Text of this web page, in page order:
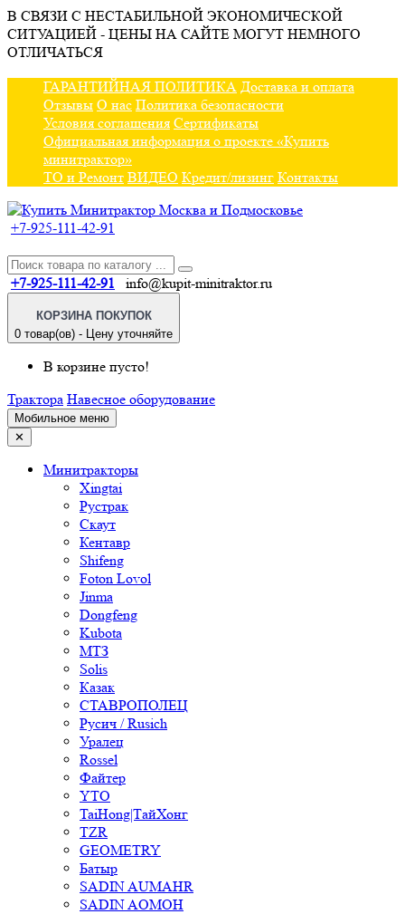
В СВЯЗИ С НЕСТАБИЛЬНОЙ ЭКОНОМИЧЕСКОЙ
СИТУАЦИЕЙ - ЦЕНЫ НА САЙТЕ МОГУТ НЕМНОГО
ОТЛИЧАТЬСЯ
ГАРАНТИЙНАЯ ПОЛИТИКА Доставка и оплата
Отзывы О нас Политика безопасности
Условия соглашения Сертификаты
Официальная информация о проекте «Купить
минитрактор»
ТО и Ремонт ВИДЕО Кредит/лизинг Контакты
+7-925-111-42-91
+7-925-111-42-91 info@kupit-minitraktor.ru
КОРЗИНА ПОКУПОК
0 товар(ов) - Цену уточняйте
В корзине пусто!
Трактора Навесное оборудование
Мобильное меню
✕
Минитракторы
Xingtai
Рустрак
Скаут
Кентавр
Shifeng
Foton Lovol
Jinma
Dongfeng
Kubota
МТЗ
Solis
Казак
СТАВРОПОЛЕЦ
Русич / Rusich
Уралец
Rossel
Файтер
YTO
TaiHong|ТайХонг
TZR
GEOMETRY
Батыр
SADIN AUMAHR
SADIN AOMOH